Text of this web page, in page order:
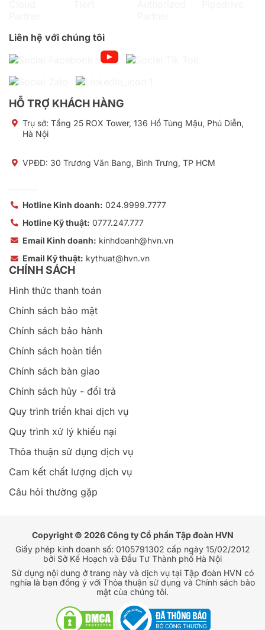
Liên hệ với chúng tôi
HỖ TRỢ KHÁCH HÀNG
Trụ sở: Tầng 25 ROX Tower, 136 Hồ Tùng Mậu, Phú Diễn,
Hà Nội
VPĐD: 30 Trương Văn Bang, Bình Trưng, TP HCM
Hotline Kinh doanh: 024.9999.7777
Hotline Kỹ thuật: 0777.247.777
Email Kinh doanh: kinhdoanh@hvn.vn
Email Kỹ thuật: kythuat@hvn.vn
CHÍNH SÁCH
Hình thức thanh toán
Chính sách bảo mật
Chính sách bảo hành
Chính sách hoàn tiền
Chính sách bàn giao
Chính sách hủy - đổi trả
Quy trình triển khai dịch vụ
Quy trình xử lý khiếu nại
Thỏa thuận sử dụng dịch vụ
Cam kết chất lượng dịch vụ
Câu hỏi thường gặp
Copyright © 2026 Công ty Cổ phần Tập đoàn HVN
Giấy phép kinh doanh số: 0105791302 cấp ngày 15/02/2012
bởi Sở Kế Hoạch và Đầu Tư Thành phố Hà Nội
Sử dụng nội dung ở trang này và dịch vụ tại Tập đoàn HVN có
nghĩa là bạn đồng ý với Thỏa thuận sử dụng và Chính sách bảo
mật của chúng tôi.